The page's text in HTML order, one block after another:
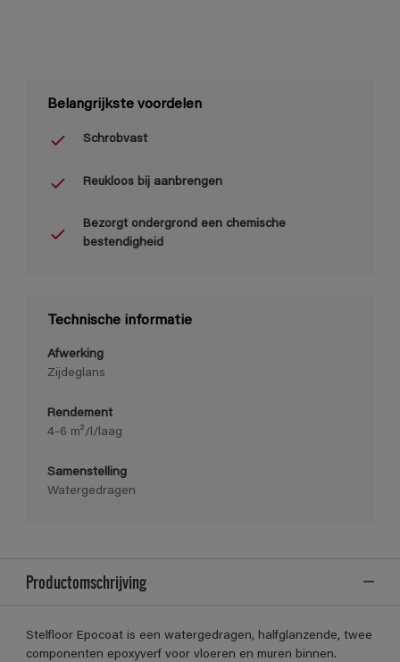
Belangrijkste voordelen
Schrobvast
Reukloos bij aanbrengen
Bezorgt ondergrond een chemische
bestendigheid
Technische informatie
Afwerking
Zijdeglans
Rendement
4-6 m²/l/laag
Samenstelling
Watergedragen
Productomschrijving
Stelfloor Epocoat is een watergedragen, halfglanzende, twee
componenten epoxyverf voor vloeren en muren binnen.